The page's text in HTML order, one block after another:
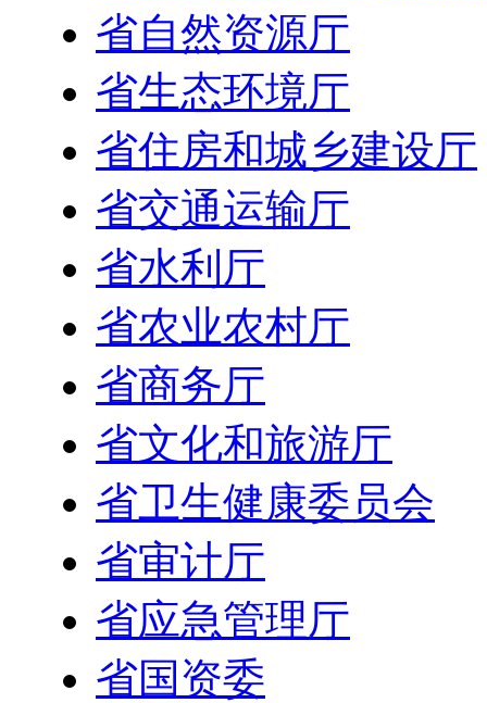
省自然资源厅
省生态环境厅
省住房和城乡建设厅
省交通运输厅
省水利厅
省农业农村厅
省商务厅
省文化和旅游厅
省卫生健康委员会
省审计厅
省应急管理厅
省国资委